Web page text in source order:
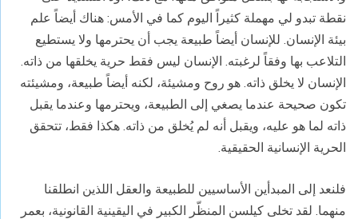
نقطة تبدو لي مهملة كثيراً اليوم كما في الأمس: هناك أيضاً علم
بيئة الإنسان. للإنسان أيضاً طبيعة يجب أن يحترمها ولا يستطيع
التلاعب بها وفقاً لرغبته. الإنسان ليس فقط حرية يخلقها من ذاته.
الإنسان لا يخلق ذاته. هو روح ومشيئة، لكنه أيضاً طبيعة، ومشيئته
تكون صحيحة عندما يصغي إلى الطبيعة، ويحترمها وعندما يقبل
ذاته لما هو عليه، ويقبل أنه لم يُخلق من ذاته. هكذا فقط، تتحقق
الحرية الإنسانية الحقيقية.
فلنعد إلى المبدأين الأساسيين للطبيعة والعقل اللذين انطلقنا
منهما. لقد تخلى كيلسن المنظّر الكبير في اليقينية القانونية، بعمر